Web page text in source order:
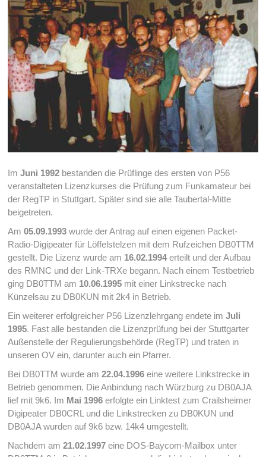
ImJuni 1992 bestanden die Prüflinge des ersten von P56
veranstalteten Lizenzkurses die Prüfung zum Funkamateur bei
der RegTP in Stuttgart. Später sind sie alle Taubertal-Mitte
beigetreten.
Am05.09.1993 wurde der Antrag auf einen eigenen Packet-
Radio-Digipeater für Löffelstelzen mit dem Rufzeichen DB0TTM
gestellt. Die Lizenz wurde am 16.02.1994erteilt und der Aufbau
des RMNC und der Link-TRXe begann. Nach einem Testbetrieb
ging DB0TTM am 10.06.1995 mit einer Linkstrecke nach
Künzelsau zu DB0KUN mit 2k4 in Betrieb.
Ein weiterer erfolgreicher P56 Lizenzlehrgang endete imJuli
1995. Fast alle bestanden die Lizenzprüfung bei der Stuttgarter
Außenstelle der Regulierungsbehörde (RegTP) und traten in
unseren OV ein, darunter auch ein Pfarrer.
Bei DB0TTM wurde am22.04.1996 eine weitere Linkstrecke in
Betrieb genommen. Die Anbindung nach Würzburg zu DB0AJA
lief mit 9k6. Im Mai 1996 erfolgte ein Linktest zum Crailsheimer
Digipeater DB0CRL und die Linkstrecken zu DB0KUN und
DB0AJA wurden auf 9k6 bzw. 14k4 umgestellt.
Nachdem am21.02.1997 eine DOS-Baycom-Mailbox unter